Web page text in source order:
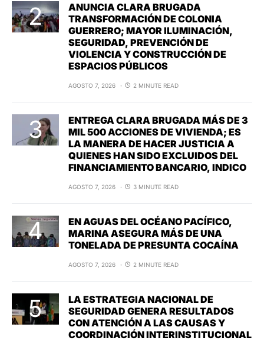
ANUNCIA CLARA BRUGADA
TRANSFORMACIÓN DE COLONIA
GUERRERO; MAYOR ILUMINACIÓN,
SEGURIDAD, PREVENCIÓN DE
VIOLENCIA Y CONSTRUCCIÓN DE
ESPACIOS PÚBLICOS
AGOSTO 7, 2026 2 MINUTE READ
ENTREGA CLARA BRUGADA MÁS DE 3
MIL 500 ACCIONES DE VIVIENDA; ES
LA MANERA DE HACER JUSTICIA A
QUIENES HAN SIDO EXCLUIDOS DEL
FINANCIAMIENTO BANCARIO, INDICO
AGOSTO 7, 2026 3 MINUTE READ
EN AGUAS DEL OCÉANO PACÍFICO,
MARINA ASEGURA MÁS DE UNA
TONELADA DE PRESUNTA COCAÍNA
AGOSTO 7, 2026 2 MINUTE READ
LA ESTRATEGIA NACIONAL DE
SEGURIDAD GENERA RESULTADOS
CON ATENCIÓN A LAS CAUSAS Y
COORDINACIÓN INTERINSTITUCIONAL